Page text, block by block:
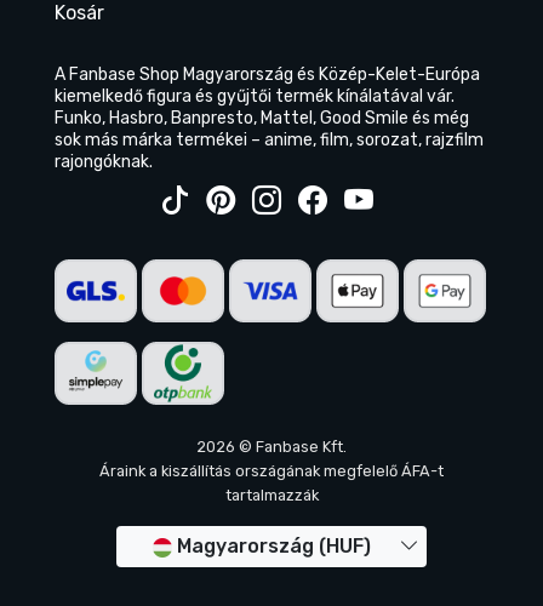
Kosár
A Fanbase Shop Magyarország és Közép-Kelet-Európa
kiemelkedő figura és gyűjtői termék kínálatával vár.
Funko, Hasbro, Banpresto, Mattel, Good Smile és még
sok más márka termékei – anime, film, sorozat, rajzfilm
rajongóknak.
2026 © Fanbase Kft.
Áraink a kiszállítás országának megfelelő ÁFA-t
tartalmazzák
Magyarország (HUF)